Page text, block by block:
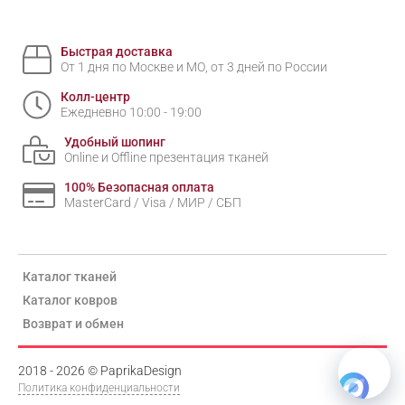
Быстрая доставка
От 1 дня по Москве и МО, от 3 дней по России
Колл-центр
Ежедневно 10:00 - 19:00
Удобный шопинг
Online и Offline презентация тканей
100% Безопасная оплата
MasterCard / Visa / МИР / СБП
Каталог тканей
Каталог ковров
Возврат и обмен
2018 - 2026 © PaprikaDesign
Политика конфиденциальности